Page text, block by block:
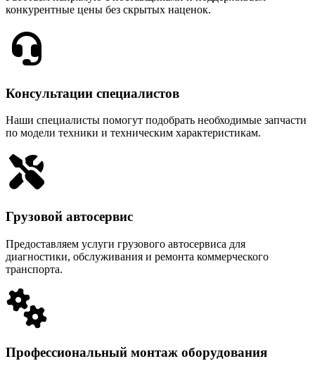
конкурентные цены без скрытых наценок.
Консультации специалистов
Наши специалисты помогут подобрать необходимые запчасти
по модели техники и техническим характеристикам.
Грузовой автосервис
Предоставляем услуги грузового автосервиса для
диагностики, обслуживания и ремонта коммерческого
транспорта.
Профессиональный монтаж оборудования